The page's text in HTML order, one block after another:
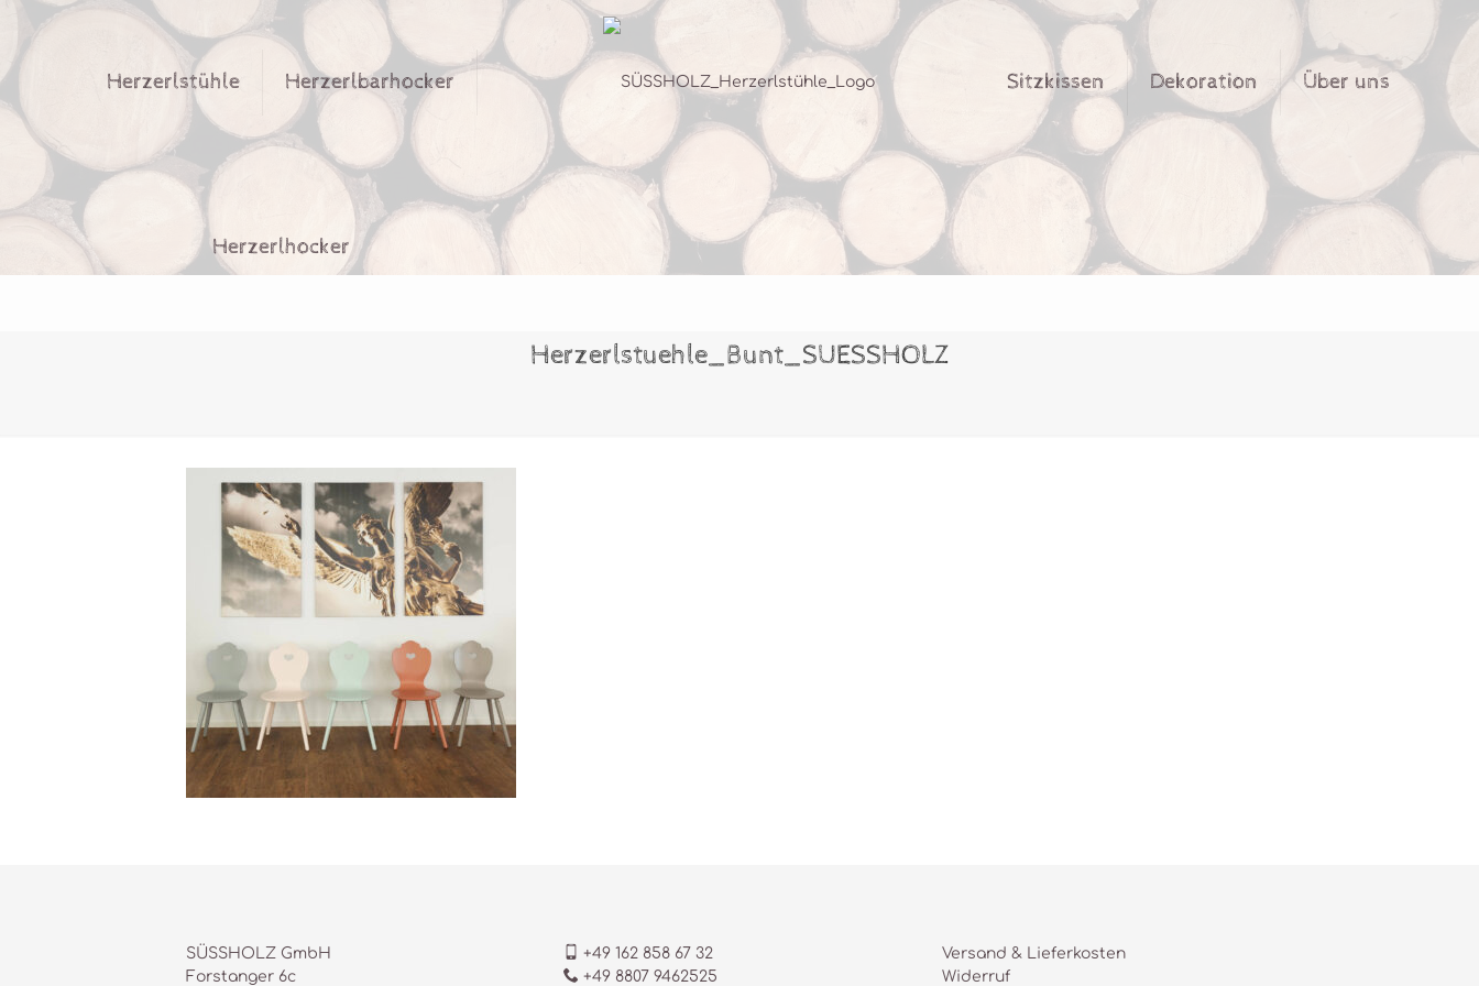
Herzerlstühle Herzerlbarhocker
Herzerlhocker
Sitzkissen Dekoration Über uns
Herzerlstuehle_Bunt_SUESSHOLZ
SÜSSHOLZ GmbH
Forstanger 6c
+49 162 858 67 32
+49 8807 9462525
Versand & Lieferkosten
Widerruf